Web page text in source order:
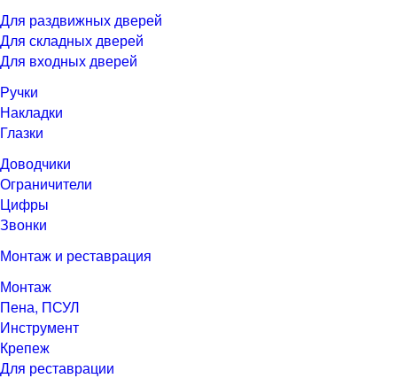
Для раздвижных дверей
Для складных дверей
Для входных дверей
Ручки
Накладки
Глазки
Доводчики
Ограничители
Цифры
Звонки
Монтаж и реставрация
Монтаж
Пена, ПСУЛ
Инструмент
Крепеж
Для реставрации